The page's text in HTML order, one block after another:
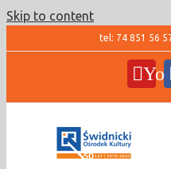
Skip to content
tel: 74 851 56